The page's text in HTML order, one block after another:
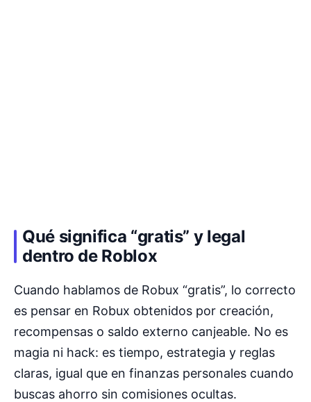
Qué significa “gratis” y legal
dentro de Roblox
Cuando hablamos de Robux “gratis”, lo correcto
es pensar en Robux obtenidos por creación,
recompensas o saldo externo canjeable. No es
magia ni hack: es tiempo, estrategia y reglas
claras, igual que en finanzas personales cuando
buscas ahorro sin comisiones ocultas.